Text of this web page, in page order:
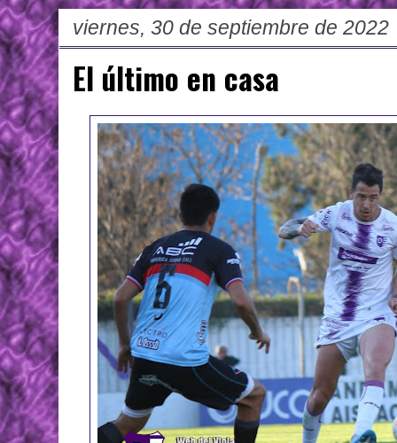
viernes, 30 de septiembre de 2022
El último en casa